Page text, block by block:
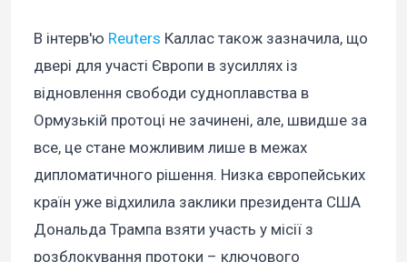
В інтерв'ю Reuters Каллас також зазначила, що
двері для участі Європи в зусиллях із
відновлення свободи судноплавства в
Ормузькій протоці не зачинені, але, швидше за
все, це стане можливим лише в межах
дипломатичного рішення. Низка європейських
країн уже відхилила заклики президента США
Дональда Трампа взяти участь у місії з
розблокування протоки – ключового